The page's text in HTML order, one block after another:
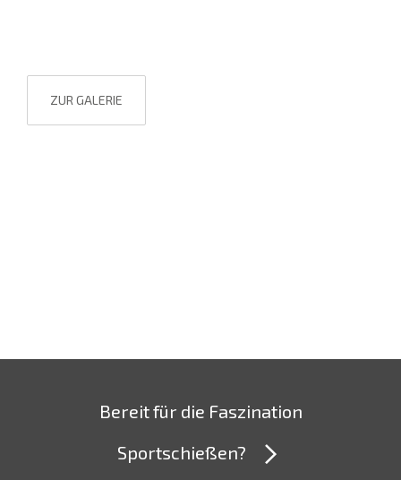
ZUR GALERIE
Bereit für die Faszination
Sportschießen?